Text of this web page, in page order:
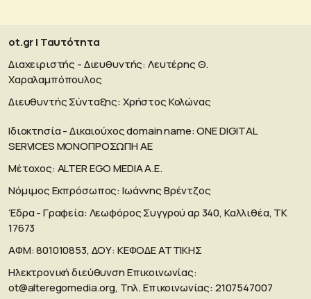
ot.gr | Ταυτότητα
Διαχειριστής - Διευθυντής: Λευτέρης Θ.
Χαραλαμπόπουλος
Διευθυντής Σύνταξης: Χρήστος Κολώνας
Ιδιοκτησία - Δικαιούχος domain name: ΟΝΕ DIGITAL
SERVICES MONOΠΡΟΣΩΠΗ ΑΕ
Μέτοχος: ALTER EGO MEDIA A.E.
Νόμιμος Εκπρόσωπος: Ιωάννης Βρέντζος
Έδρα - Γραφεία: Λεωφόρος Συγγρού αρ 340, Καλλιθέα, ΤΚ
17673
ΑΦΜ: 801010853, ΔΟΥ: ΚΕΦΟΔΕ ΑΤΤΙΚΗΣ
Ηλεκτρονική διεύθυνση Επικοινωνίας:
ot@alteregomedia.org, Τηλ. Επικοινωνίας: 2107547007